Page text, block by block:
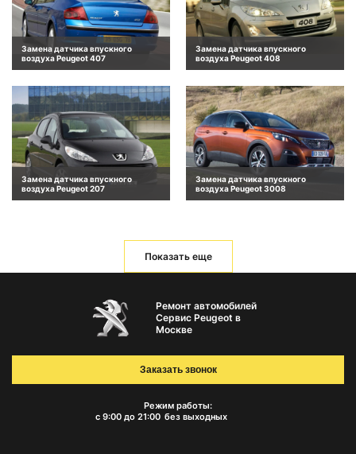
Замена датчика впускного
воздуха Peugeot 407
Замена датчика впускного
воздуха Peugeot 408
Замена датчика впускного
воздуха Peugeot 207
Замена датчика впускного
воздуха Peugeot 3008
Показать еще
Ремонт автомобилей
Сервис Peugeot в
Москве
Режим работы:
с 9:00 до 21:00 без выходных
Заказать звонок